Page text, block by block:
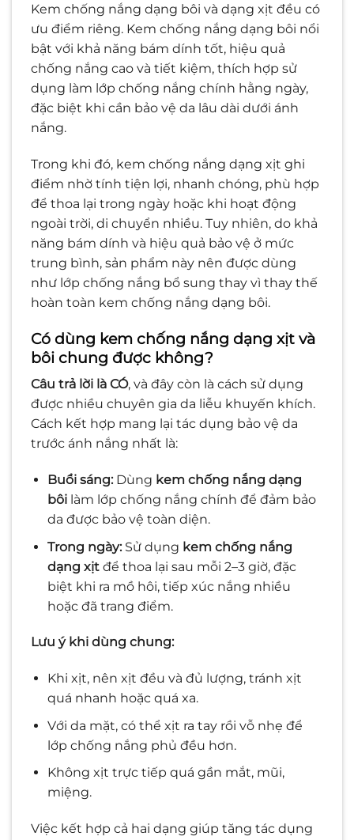
Kem chống nắng dạng bôi và dạng xịt đều có
ưu điểm riêng. Kem chống nắng dạng bôi nổi
bật với khả năng bám dính tốt, hiệu quả
chống nắng cao và tiết kiệm, thích hợp sử
dụng làm lớp chống nắng chính hằng ngày,
đặc biệt khi cần bảo vệ da lâu dài dưới ánh
nắng.
Trong khi đó, kem chống nắng dạng xịt ghi
điểm nhờ tính tiện lợi, nhanh chóng, phù hợp
để thoa lại trong ngày hoặc khi hoạt động
ngoài trời, di chuyển nhiều. Tuy nhiên, do khả
năng bám dính và hiệu quả bảo vệ ở mức
trung bình, sản phẩm này nên được dùng
như lớp chống nắng bổ sung thay vì thay thế
hoàn toàn kem chống nắng dạng bôi.
Có dùng kem chống nắng dạng xịt và
bôi chung được không?
Câu trả lời là CÓ, và đây còn là cách sử dụng
được nhiều chuyên gia da liễu khuyến khích.
Cách kết hợp mang lại tác dụng bảo vệ da
trước ánh nắng nhất là:
Buổi sáng: Dùng kem chống nắng dạng
bôilàm lớp chống nắng chính để đảm bảo
da được bảo vệ toàn diện.
Trong ngày: Sử dụng kem chống nắng
dạng xịtđể thoa lại sau mỗi 2–3 giờ, đặc
biệt khi ra mồ hôi, tiếp xúc nắng nhiều
hoặc đã trang điểm.
Lưu ý khi dùng chung:
Khi xịt, nên xịt đều và đủ lượng, tránh xịt
quá nhanh hoặc quá xa.
Với da mặt, có thể xịt ra tay rồi vỗ nhẹ để
lớp chống nắng phủ đều hơn.
Không xịt trực tiếp quá gần mắt, mũi,
miệng.
Việc kết hợp cả hai dạng giúp tăng tác dụng